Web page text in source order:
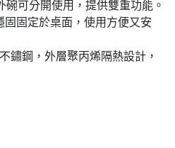
碗可分開使用，提供雙重功能。
固定於桌面，使用方便又安
鏽鋼，外層聚丙烯隔熱設計，